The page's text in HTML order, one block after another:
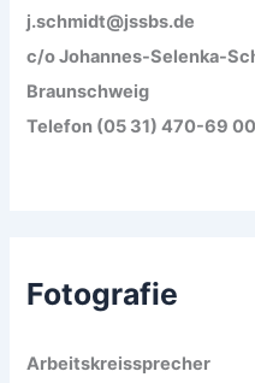
j.schmidt@jssbs.de
c/o Johannes-Selenka-
Braunschweig
Telefon (05 31) 470-69 00
Fotografie
Arbeitskreissprecher